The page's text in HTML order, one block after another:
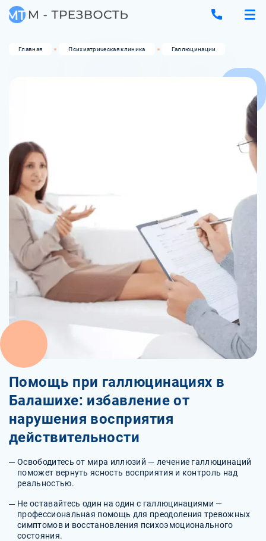
Главная Психиатрическая клиника Галлюцинации
Помощь при галлюцинациях в
Балашихе: избавление от
нарушения восприятия
действительности
Освободитесь от мира иллюзий — лечение галлюцинаций
поможет вернуть ясность восприятия и контроль над
реальностью.
Не оставайтесь один на один с галлюцинациями —
профессиональная помощь для преодоления тревожных
симптомов и восстановления психоэмоционального
состояния.